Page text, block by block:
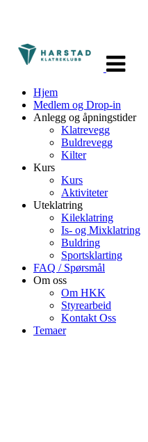
navigasjon
Hjem
Medlem og Drop-in
Anlegg og åpningstider
Klatrevegg
Buldrevegg
Kilter
Kurs
Kurs
Aktiviteter
Uteklatring
Kileklatring
Is- og Mixklatring
Buldring
Sportsklarting
FAQ / Spørsmål
Om oss
Om HKK
Styrearbeid
Kontakt Oss
Temaer